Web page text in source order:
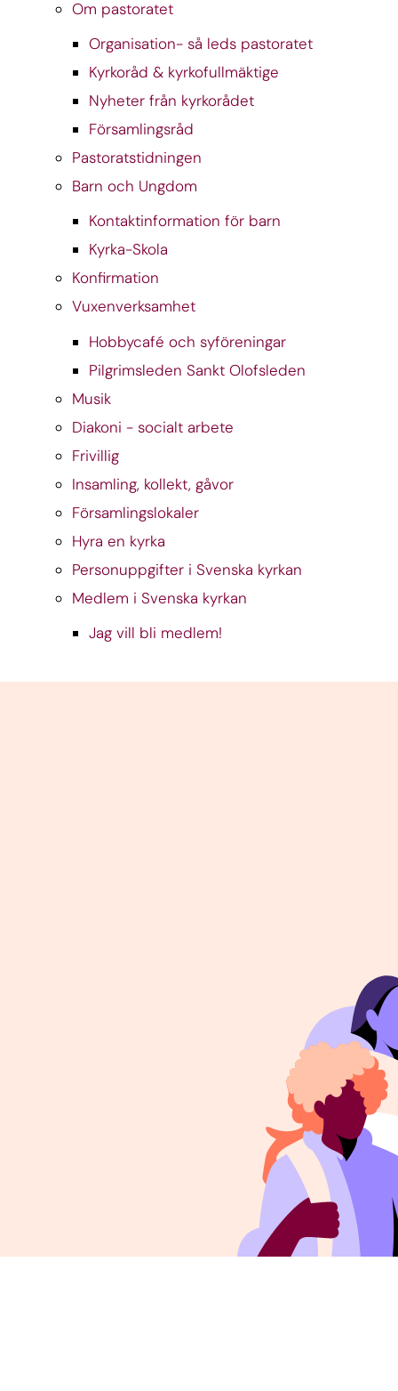
Om pastoratet
Organisation- så leds pastoratet
Kyrkoråd & kyrkofullmäktige
Nyheter från kyrkorådet
Församlingsråd
Pastoratstidningen
Barn och Ungdom
Kontaktinformation för barn
Kyrka-Skola
Konfirmation
Vuxenverksamhet
Hobbycafé och syföreningar
Pilgrimsleden Sankt Olofsleden
Musik
Diakoni - socialt arbete
Frivillig
Insamling, kollekt, gåvor
Församlingslokaler
Hyra en kyrka
Personuppgifter i Svenska kyrkan
Medlem i Svenska kyrkan
Jag vill bli medlem!